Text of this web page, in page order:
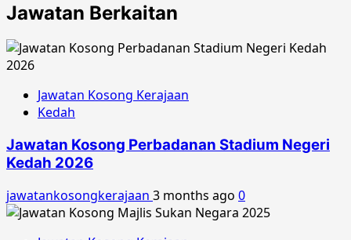
Jawatan Berkaitan
Jawatan Kosong Kerajaan
Kedah
Jawatan Kosong Perbadanan Stadium Negeri
Kedah 2026
jawatankosongkerajaan 3 months ago 0